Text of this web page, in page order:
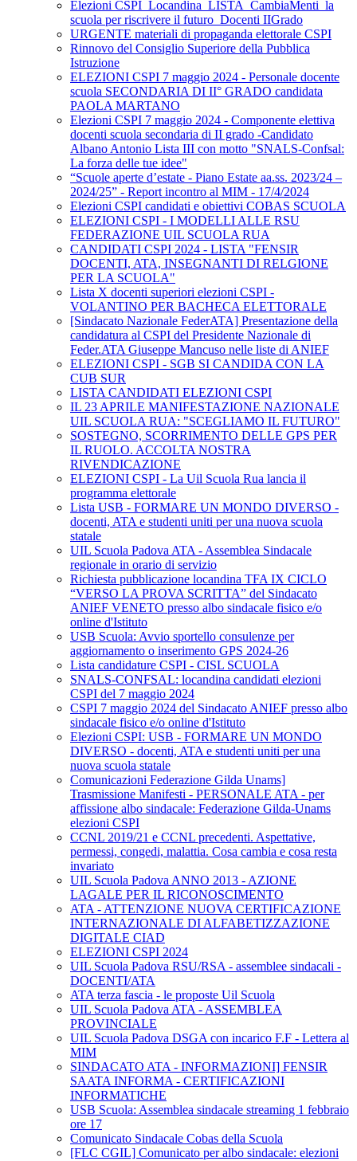
Elezioni CSPI_Locandina_LISTA_CambiaMenti_la
scuola per riscrivere il futuro_Docenti IIGrado
URGENTE materiali di propaganda elettorale CSPI
Rinnovo del Consiglio Superiore della Pubblica
Istruzione
ELEZIONI CSPI 7 maggio 2024 - Personale docente
scuola SECONDARIA DI II° GRADO candidata
PAOLA MARTANO
Elezioni CSPI 7 maggio 2024 - Componente elettiva
docenti scuola secondaria di II grado -Candidato
Albano Antonio Lista III con motto "SNALS-Confsal:
La forza delle tue idee"
“Scuole aperte d’estate - Piano Estate aa.ss. 2023/24 –
2024/25” - Report incontro al MIM - 17/4/2024
Elezioni CSPI candidati e obiettivi COBAS SCUOLA
ELEZIONI CSPI - I MODELLI ALLE RSU
FEDERAZIONE UIL SCUOLA RUA
CANDIDATI CSPI 2024 - LISTA "FENSIR
DOCENTI, ATA, INSEGNANTI DI RELGIONE
PER LA SCUOLA"
Lista X docenti superiori elezioni CSPI -
VOLANTINO PER BACHECA ELETTORALE
[Sindacato Nazionale FederATA] Presentazione della
candidatura al CSPI del Presidente Nazionale di
Feder.ATA Giuseppe Mancuso nelle liste di ANIEF
ELEZIONI CSPI - SGB SI CANDIDA CON LA
CUB SUR
LISTA CANDIDATI ELEZIONI CSPI
IL 23 APRILE MANIFESTAZIONE NAZIONALE
UIL SCUOLA RUA: "SCEGLIAMO IL FUTURO"
SOSTEGNO, SCORRIMENTO DELLE GPS PER
IL RUOLO. ACCOLTA NOSTRA
RIVENDICAZIONE
ELEZIONI CSPI - La Uil Scuola Rua lancia il
programma elettorale
Lista USB - FORMARE UN MONDO DIVERSO -
docenti, ATA e studenti uniti per una nuova scuola
statale
UIL Scuola Padova ATA - Assemblea Sindacale
regionale in orario di servizio
Richiesta pubblicazione locandina TFA IX CICLO
“VERSO LA PROVA SCRITTA” del Sindacato
ANIEF VENETO presso albo sindacale fisico e/o
online d'Istituto
USB Scuola: Avvio sportello consulenze per
aggiornamento o inserimento GPS 2024-26
Lista candidature CSPI - CISL SCUOLA
SNALS-CONFSAL: locandina candidati elezioni
CSPI del 7 maggio 2024
CSPI 7 maggio 2024 del Sindacato ANIEF presso albo
sindacale fisico e/o online d'Istituto
Elezioni CSPI: USB - FORMARE UN MONDO
DIVERSO - docenti, ATA e studenti uniti per una
nuova scuola statale
Comunicazioni Federazione Gilda Unams]
Trasmissione Manifesti - PERSONALE ATA - per
affissione albo sindacale: Federazione Gilda-Unams
elezioni CSPI
CCNL 2019/21 e CCNL precedenti. Aspettative,
permessi, congedi, malattia. Cosa cambia e cosa resta
invariato
UIL Scuola Padova ANNO 2013 - AZIONE
LAGALE PER IL RICONOSCIMENTO
ATA - ATTENZIONE NUOVA CERTIFICAZIONE
INTERNAZIONALE DI ALFABETIZZAZIONE
DIGITALE CIAD
ELEZIONI CSPI 2024
UIL Scuola Padova RSU/RSA - assemblee sindacali -
DOCENTI/ATA
ATA terza fascia - le proposte Uil Scuola
UIL Scuola Padova ATA - ASSEMBLEA
PROVINCIALE
UIL Scuola Padova DSGA con incarico F.F - Lettera al
MIM
SINDACATO ATA - INFORMAZIONI] FENSIR
SAATA INFORMA - CERTIFICAZIONI
INFORMATICHE
USB Scuola: Assemblea sindacale streaming 1 febbraio
ore 17
Comunicato Sindacale Cobas della Scuola
[FLC CGIL] Comunicato per albo sindacale: elezioni